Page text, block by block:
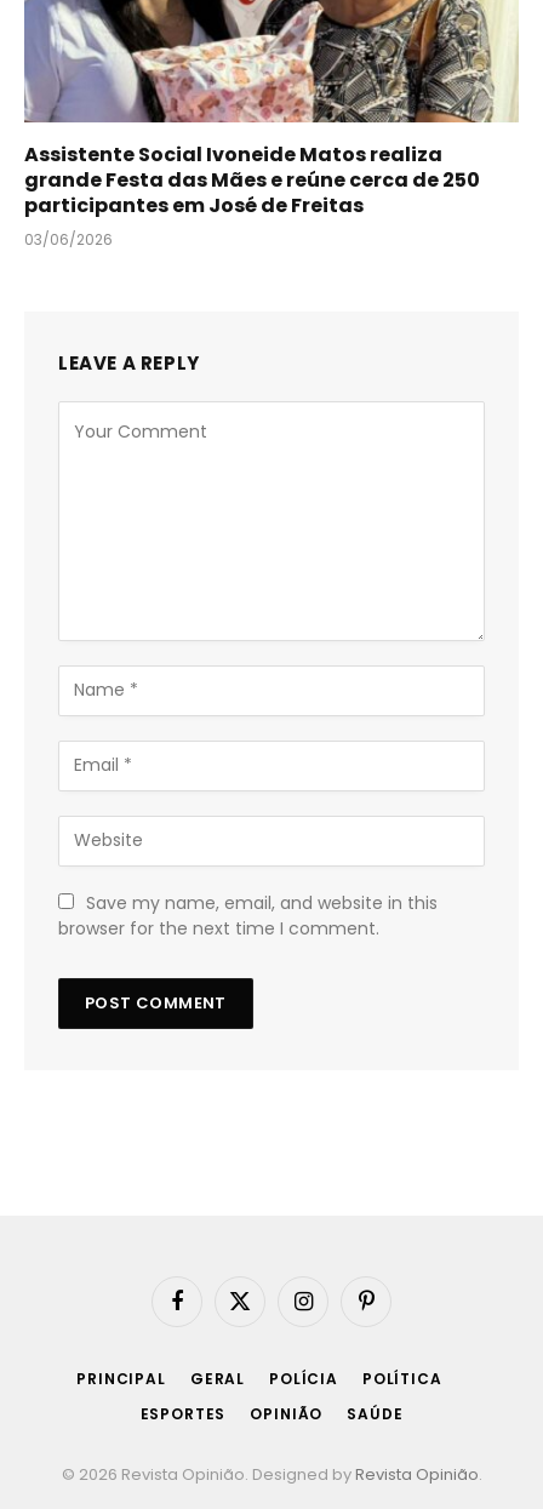
Assistente Social Ivoneide Matos realiza
grande Festa das Mães e reúne cerca de 250
participantes em José de Freitas
03/06/2026
LEAVE A REPLY
Save my name, email, and website in this
browser for the next time I comment.
Facebook
X
InstagramPinterest
PRINCIPAL GERAL POLÍCIA
POLÍTICA
ESPORTES
OPINIÃO SAÚDE
© 2026 Revista Opinião. Designed by Revista Opinião.